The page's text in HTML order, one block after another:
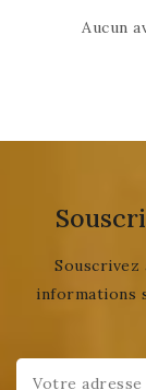
Aucun
informations